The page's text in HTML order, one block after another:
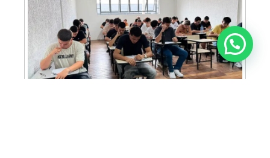
Anunciar ou recomendar matéria